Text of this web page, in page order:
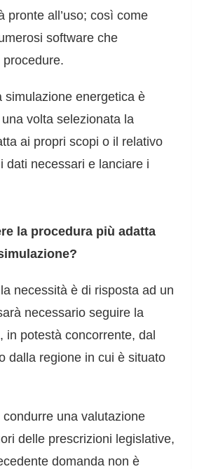
pronte all’uso; così come
software che
simulazione energetica è
volta selezionata la
ai propri scopi o il relativo
dati necessari e lanciare i
la procedura più adatta
necessità è di risposta ad un
necessario seguire la
in potestà concorrente, dal
dalla regione in cui è situato
una valutazione
delle prescrizioni legislative,
domanda non è